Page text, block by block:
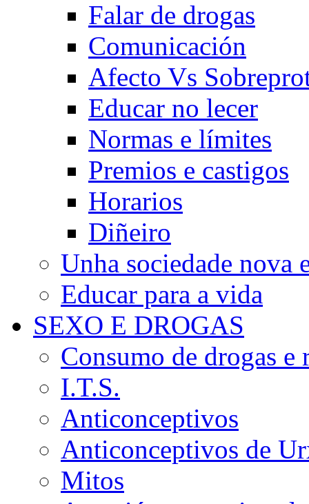
Falar de drogas
Comunicación
Afecto Vs
Educar no lecer
Normas e límites
Premios e castigos
Horarios
Diñeiro
Unha sociedade nova
Educar para a vida
SEXO E DROGAS
Consumo de drogas e
I.T.S.
Anticonceptivos
Anticonceptivos de
Mitos